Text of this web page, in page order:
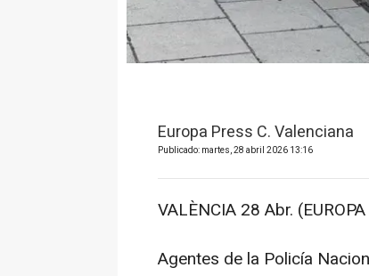
Europa Press C. Valenciana
Publicado: martes, 28 abril 2026 13:16
VALÈNCIA 28 Abr.
Agentes de la Policía